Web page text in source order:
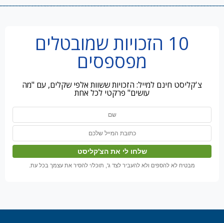
10 הזכויות שמובטלים
מפספסים
צ'קליסט חינם למייל: הזכויות ששוות אלפי שקלים, עם "מה
עושים" פרקטי לכל אחת
מבטיח לא להספים ולא להעביר לצד ג', תוכל/י להסיר את עצמך בכל עת.